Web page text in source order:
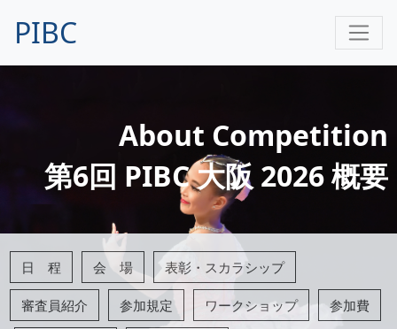
PIBC
About Competition
第6回 PIBC 大阪 2026 概要
日 程 会 場 表彰・スカラシップ
審査員紹介 参加規定 ワークショップ 参加費